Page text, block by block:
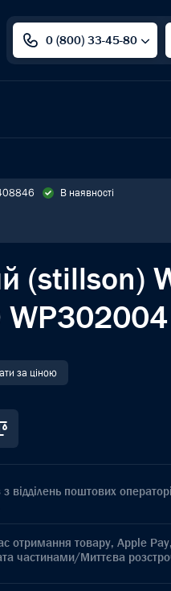
0 (800) 33-45-80
В наявності
(stillson)
за ціною
відділень поштових
отримання товару, Apple
частинами/Миттєва